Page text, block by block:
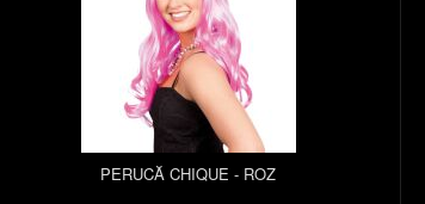
PERUCĂ CHIQUE - ROZ